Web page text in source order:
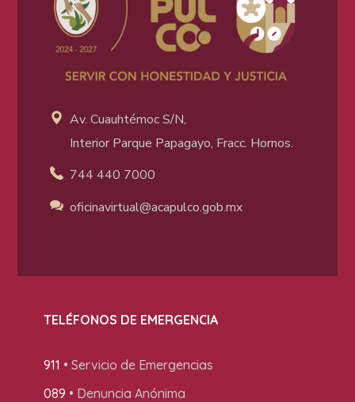
Av. Cuauhtémoc S/N,
Interior Parque Papagayo, Fracc. Hornos.
744 440 7000
oficinavirtual@acapulco.gob.mx
TELÉFONOS DE EMERGENCIA
911 • Servicio de Emergencias
089 • Denuncia Anónima